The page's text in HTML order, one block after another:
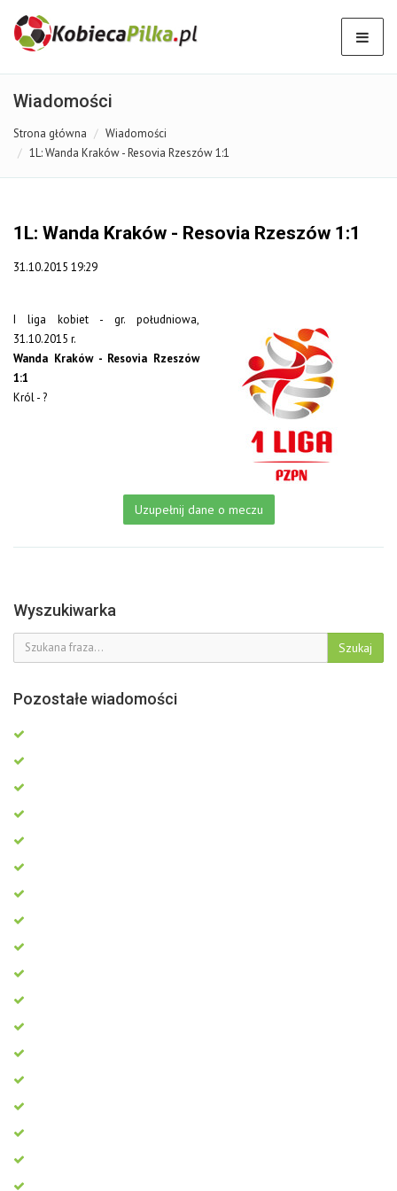
Wiadomości
Strona główna
Wiadomości
1L: Wanda Kraków - Resovia Rzeszów 1:1
1L: Wanda Kraków - Resovia Rzeszów 1:1
31.10.2015 19:29
I liga kobiet - gr. południowa,
31.10.2015 r.
Wanda Kraków - Resovia Rzeszów
1:1
Król - ?
Uzupełnij dane o meczu
Wyszukiwarka
Szukaj
Pozostałe wiadomości